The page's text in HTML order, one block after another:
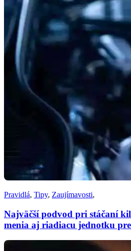
Pravidlá, Tipy, Zaujímavosti,
Najväčší podvod pri stáčaní
menia aj riadiacu jednotku